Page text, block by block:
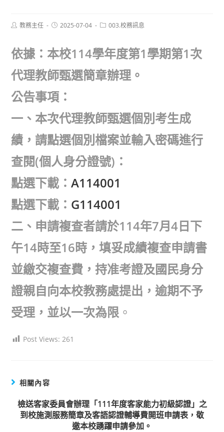
Post教務主任
Post2025-07-04
Post003.校務訊息
依據：本校114學年度第1學期第1次
代理教師甄選簡章辦理。
公告事項：
一、本次代理教師甄選個別考生成
績，請點選個別檔案並輸入密碼進行
查閱(個人身分證號)：
點選下載：A114001
點選下載： G114001
二、申請複查者請於114年7月4日下
午14時至16時，填妥成績複查申請書
並繳交複查費，持准考證及國民身分
證親自向本校教務處提出，逾期不予
受理，並以一次為限 。
Post Views: 261
相關內容
檢送客家委員會辦理「111年度客家能力初級認證」之
到校施測服務簡章及客語認證輔導費開班申請表，敬
邀本校踴躍申請參加。